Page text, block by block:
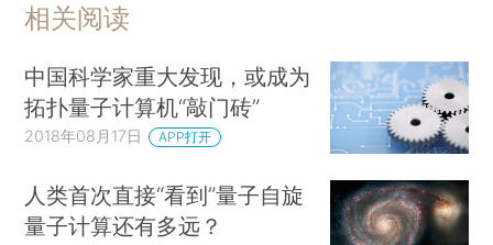
相关阅读
中国科学家重大发现，或成为
拓扑量子计算机“敲门砖”
2018年08月17日 APP打开
人类首次直接“看到”量子自旋
量子计算还有多远？